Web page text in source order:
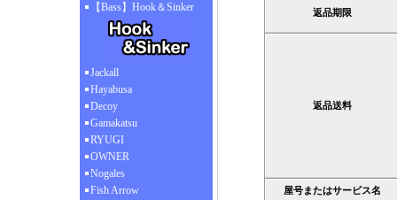
【Bass】Hook＆Sinker
Jackall
Hayabusa
Decoy
Gamakatsu
RYUGI
OWNER
Nogales
Fish Arrow
返品期限
返品送料
屋号またはサービス名